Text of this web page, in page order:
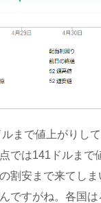
まで値上がりし
では141ドルまで
割安まで来てし
ですがね。各国